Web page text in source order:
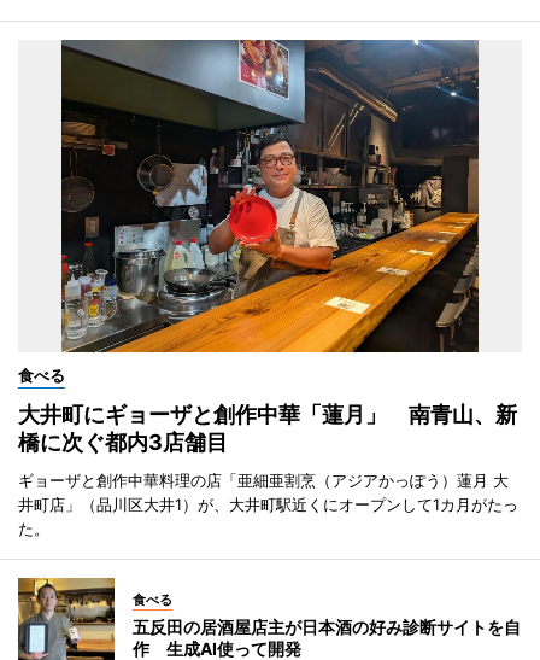
食べる
大井町にギョーザと創作中華「蓮月」 南青山、新
橋に次ぐ都内3店舗目
ギョーザと創作中華料理の店「亜細亜割烹（アジアかっぽう）蓮月 大
井町店」（品川区大井1）が、大井町駅近くにオープンして1カ月がたっ
た。
食べる
五反田の居酒屋店主が日本酒の好み診断サイトを自
作 生成AI使って開発